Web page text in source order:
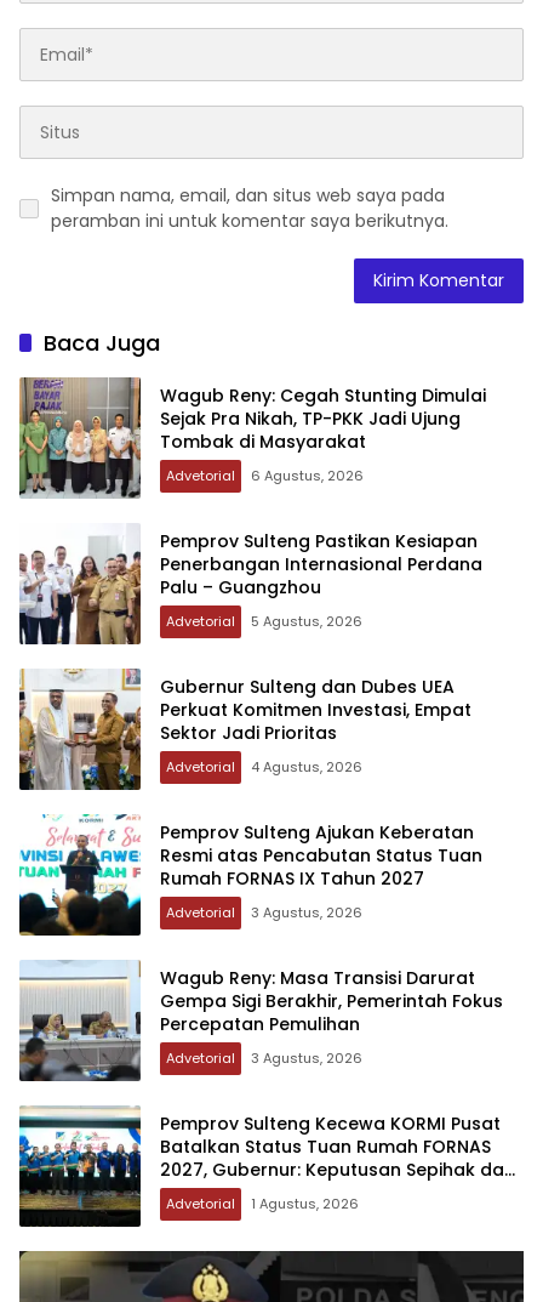
Simpan nama, email, dan situs web saya pada
peramban ini untuk komentar saya berikutnya.
Baca Juga
Wagub Reny: Cegah Stunting Dimulai
Sejak Pra Nikah, TP-PKK Jadi Ujung
Tombak di Masyarakat
Advetorial 6 Agustus, 2026
Pemprov Sulteng Pastikan Kesiapan
Penerbangan Internasional Perdana
Palu – Guangzhou
Advetorial 5 Agustus, 2026
Gubernur Sulteng dan Dubes UEA
Perkuat Komitmen Investasi, Empat
Sektor Jadi Prioritas
Advetorial 4 Agustus, 2026
Pemprov Sulteng Ajukan Keberatan
Resmi atas Pencabutan Status Tuan
Rumah FORNAS IX Tahun 2027
Advetorial 3 Agustus, 2026
Wagub Reny: Masa Transisi Darurat
Gempa Sigi Berakhir, Pemerintah Fokus
Percepatan Pemulihan
Advetorial 3 Agustus, 2026
Pemprov Sulteng Kecewa KORMI Pusat
Batalkan Status Tuan Rumah FORNAS
2027, Gubernur: Keputusan Sepihak dan
Tanpa Koordinasi
Advetorial 1 Agustus, 2026